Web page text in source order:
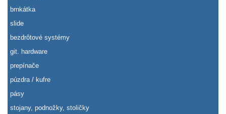
brnkátka
slide
bezdrôtové systémy
git. hardware
prepínače
púzdra / kufre
pásy
stojany, podnožky, stoličky